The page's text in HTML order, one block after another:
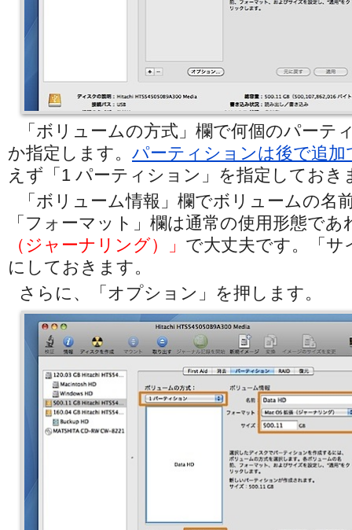
「ボリュームの方式」欄で何個のパーテ
か指定します。 パーティションは後で追加
えず「1 パーティション」を指定しておき
「ボリューム情報」欄でボリュームの名
「フォーマット」欄は通常の使用形態であ
（ジャーナリング）」 で大丈夫です。「
にしておきます。
さらに、「オプション」を押します。